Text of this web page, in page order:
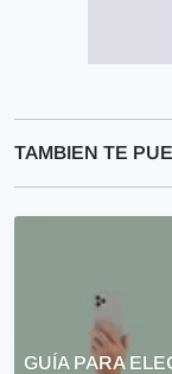
TAMBIEN TE
GUÍA PARA